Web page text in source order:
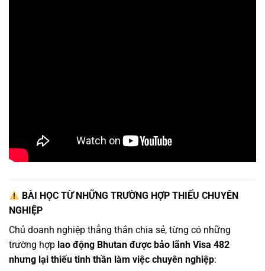
BÀI HỌC TỪ NHỮNG TRƯỜNG HỢP THIẾU CHUYÊN
NGHIỆP
Chủ doanh nghiệp thẳng thắn chia sẻ, từng có những
trường hợp lao động Bhutan được bảo lãnh Visa 482
nhưng lại thiếu tinh thần làm việc chuyên nghiệp: